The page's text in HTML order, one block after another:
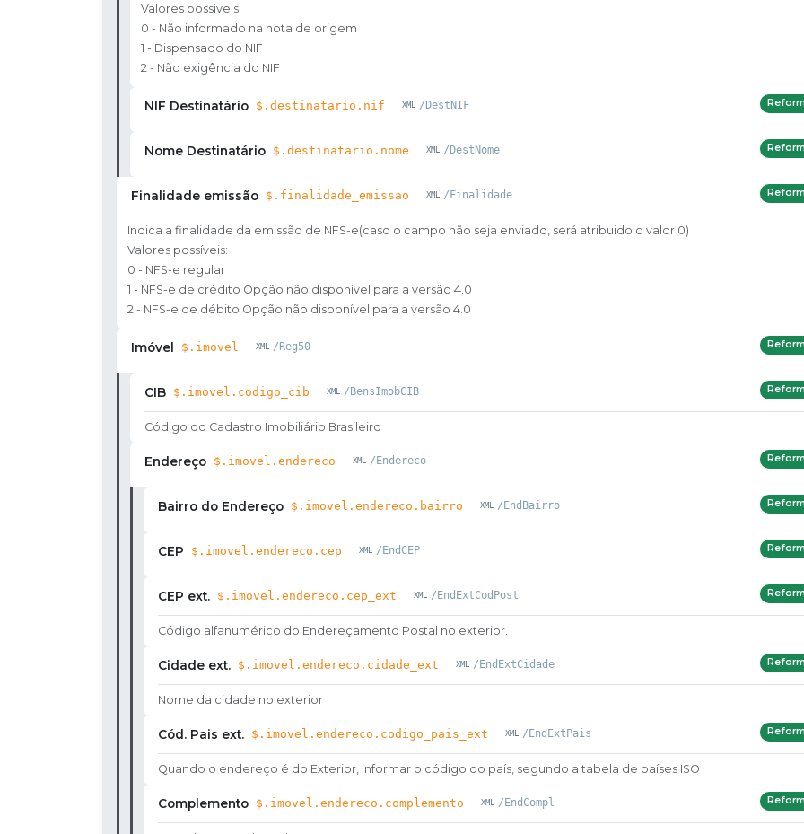
Valores possíveis:
0 - Não informado na nota de origem
1 - Dispensado do NIF
2 - Não exigência do NIF
NIF Destinatário $.destinatario.nif /DestNIF
Nome Destinatário $.destinatario.nome /DestNome
Finalidade emissão $.finalidade_emissao /Finalidade
Indica a finalidade da emissão de NFS-e(caso o campo não seja enviado, será atribuido o valor 0)
Valores possíveis:
0 - NFS-e regular
1 - NFS-e de crédito Opção não disponível para a versão 4.0
2 - NFS-e de débito Opção não disponível para a versão 4.0
Imóvel $.imovel /Reg50
CIB $.imovel.codigo_cib /BensImobCIB
Código do Cadastro Imobiliário Brasileiro
Endereço $.imovel.endereco /Endereco
Bairro do Endereço $.imovel.endereco.bairro /EndBairro
CEP $.imovel.endereco.cep /EndCEP
CEP ext. $.imovel.endereco.cep_ext /EndExtCodPost
Código alfanumérico do Endereçamento Postal no exterior.
Cidade ext. $.imovel.endereco.cidade_ext /EndExtCidade
Nome da cidade no exterior
Cód. Pais ext. $.imovel.endereco.codigo_pais_ext /EndExtPais
Quando o endereço é do Exterior, informar o código do país, segundo a tabela de países ISO
Complemento $.imovel.endereco.complemento /EndCompl